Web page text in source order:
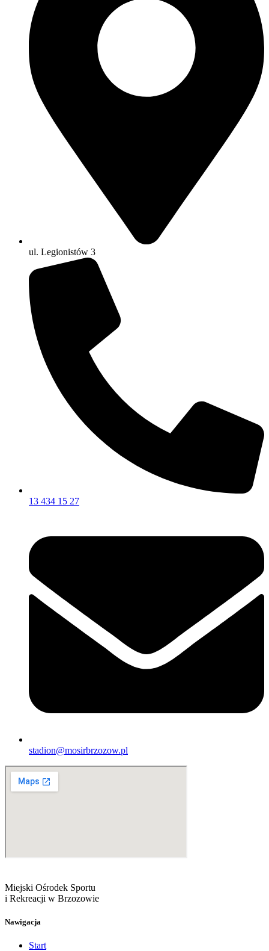
ul. Legionistów 3
13 434 15 27
stadion@mosirbrzozow.pl
Miejski Ośrodek Sportu
i Rekreacji w Brzozowie
Nawigacja
Start